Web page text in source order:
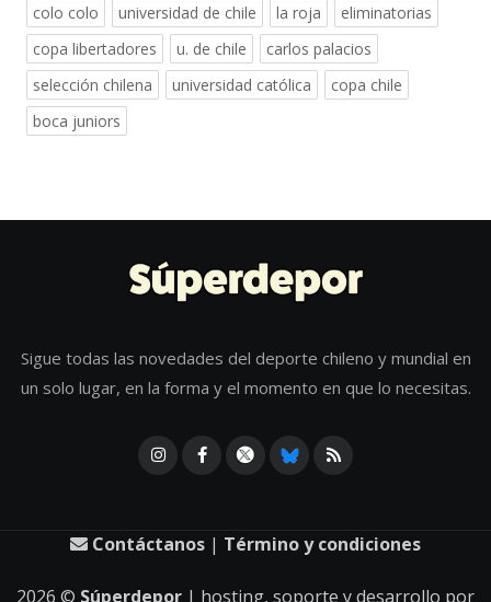
colo colo universidad de chile la roja
eliminatorias
copa libertadores
u. de chile
carlos palacios
selección chilena
universidad católica
copa chile
boca juniors
Sigue todas las novedades del deporte chileno y mundial en
un solo lugar, en la forma y el momento en que lo necesitas.
Contáctanos | Término y condiciones
2026 © Súperdepor | hosting, soporte y desarrollo por